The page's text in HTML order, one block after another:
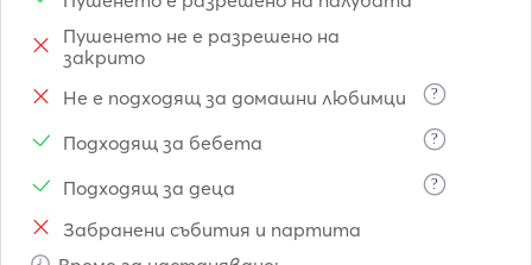
Пушенето не е разрешено на
закрито
Не е подходящ за домашни любимци
?
Подходящ за бебета ?
Подходящ за деца ?
Забранени събития и партита